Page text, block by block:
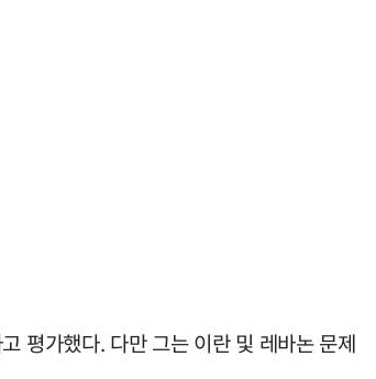
평가했다. 다만 그는 이란 및 레바논 문제